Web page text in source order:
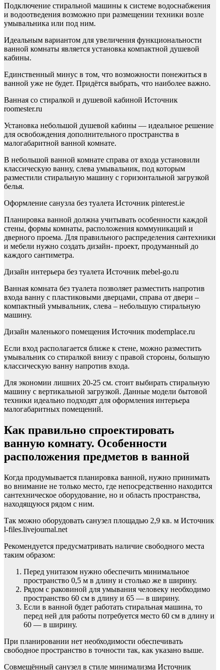
Подключение стиральной машины к системе водоснабжения
и водоотведения возможно при размещении техники возле
умывальника или под ним.
Идеальным вариантом для увеличения функциональности
ванной комнаты является установка компактной душевой
кабины.
Единственный минус в том, что возможности понежиться в
ванной уже не будет. Придётся выбрать, что наиболее важно.
Ванная со стиралкой и душевой кабиной Источник
roomester.ru
Установка небольшой душевой кабины — идеальное решение
для освобождения дополнительного пространства в
малогабаритной ванной комнате.
В небольшой ванной комнате справа от входа установили
классическую ванну, слева умывальник, под которым
разместили стиральную машину с горизонтальной загрузкой
белья.
Оформление санузла без туалета Источник pinterest.ie
Планировка ванной должна учитывать особенности каждой
стены, формы комнаты, расположения коммуникаций и
дверного проема. Для правильного распределения сантехники
и мебели нужно создать дизайн- проект, продуманный до
каждого сантиметра.
Дизайн интерьера без туалета Источник mebel-go.ru
Ванная комната без туалета позволяет разместить напротив
входа ванну с пластиковыми дверцами, справа от двери –
компактный умывальник, слева – небольшую стиральную
машину.
Дизайн маленького помещения Источник modernplace.ru
Если вход располагается ближе к стене, можно разместить
умывальник со стиралкой внизу с правой стороны, большую
классическую ванну напротив входа.
Для экономии лишних 20-25 см. стоит выбирать стиральную
машину с вертикальной загрузкой. Данные модели бытовой
техники идеально подходят для оформления интерьера
малогабаритных помещений.
Как правильно спроектировать
ванную комнату. Особенности
расположения предметов в ванной
Когда продумывается планировка ванной, нужно принимать
во внимание не только место, где непосредственно находится
сантехническое оборудование, но и область пространства,
находящуюся рядом с ним.
Так можно оборудовать санузел площадью 2,9 кв. м Источник
l-files.livejournal.net
Рекомендуется предусматривать наличие свободного места
таким образом:
Перед унитазом нужно обеспечить минимальное
пространство 0,5 м в длину и столько же в ширину.
Рядом с раковиной для умывания человеку необходимо
пространство 60 см в длину и 65 — в ширину.
Если в ванной будет работать стиральная машина, то
перед ней для работы потребуется место 60 см в длину и
60 — в ширину.
При планировании нет необходимости обеспечивать
свободное пространство в точности так, как указано выше.
Совмещённый санузел в стиле минимализма Источник